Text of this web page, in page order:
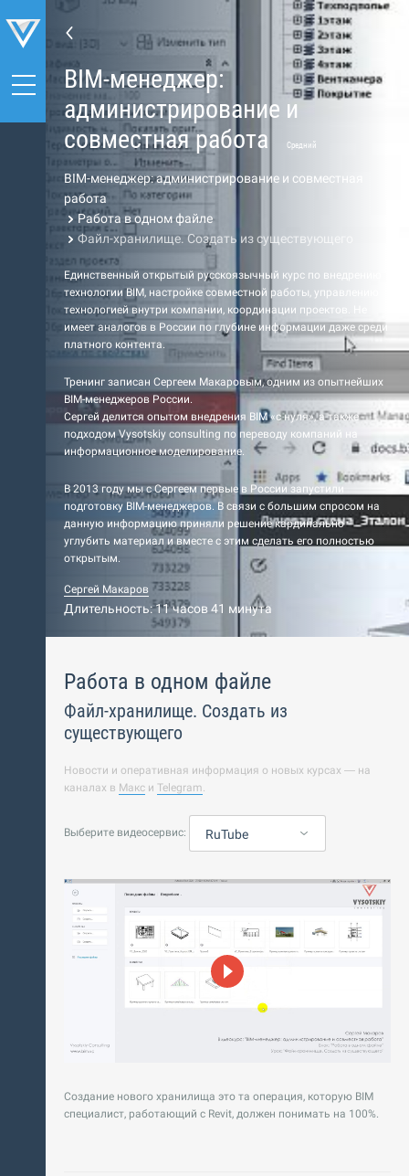
BIM-менеджер:
администрирование и
совместная работа
Средний
BIM-менеджер: администрирование и совместная
работа
Работа в одном файле
Файл-хранилище. Создать из существующего
Единственный открытый русскоязычный курс по внедрению
технологии BIM, настройке совместной работы, управлению
технологией внутри компании, координации проектов. Не
имеет аналогов в России по глубине информации даже среди
платного контента.
Тренинг записан Сергеем Макаровым, одним из опытнейших
BIM-менеджеров России.
Сергей делится опытом внедрения BIM «с нуля», а также
подходом Vysotskiy consulting по переводу компаний на
информационное моделирование.
В 2013 году мы с Сергеем первые в России запустили
подготовку BIM-менеджеров. В связи с большим спросом на
данную информацию приняли решение кардинально
углубить материал и вместе с этим сделать его полностью
открытым.
Сергей Макаров
Длительность: 11 часов 41 минута
Работа в одном файле
Файл-хранилище. Создать из
существующего
Новости и оперативная информация о новых курсах — на
каналах в Макс и Telegram.
Выберите видеосервис: RuTube
Создание нового хранилища это та операция, которую BIM
специалист, работающий с Revit, должен понимать на 100%.